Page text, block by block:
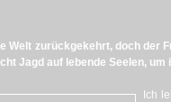
Welt zurückgekehrt, doch der
Jagd auf lebende Seelen,
Ich